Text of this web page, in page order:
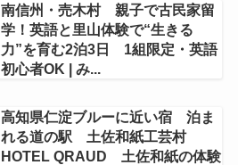
南信州・売木村 親子で古民家留
学！英語と里山体験で“生きる
力”を育む2泊3日 1組限定・英語
初心者OK | み...
高知県仁淀ブルーに近い宿 泊ま
れる道の駅 土佐和紙工芸村
HOTEL QRAUD 土佐和紙の体験